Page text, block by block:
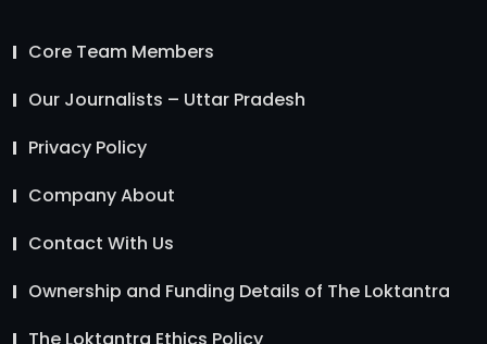
Core Team Members
Our Journalists – Uttar Pradesh
Privacy Policy
Company About
Contact With Us
Ownership and Funding Details of The Loktantra